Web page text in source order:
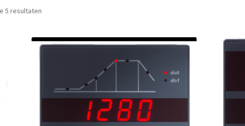
5 resultaten